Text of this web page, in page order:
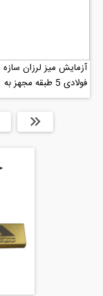
آزمایش میز لرزان سازه
فولادی 5 طبقه مجهز به
BRB و ترسیم همزمان
لوپ های هیسترتیس...
ابتدا